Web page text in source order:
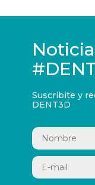
Suscribite y
DENT3D